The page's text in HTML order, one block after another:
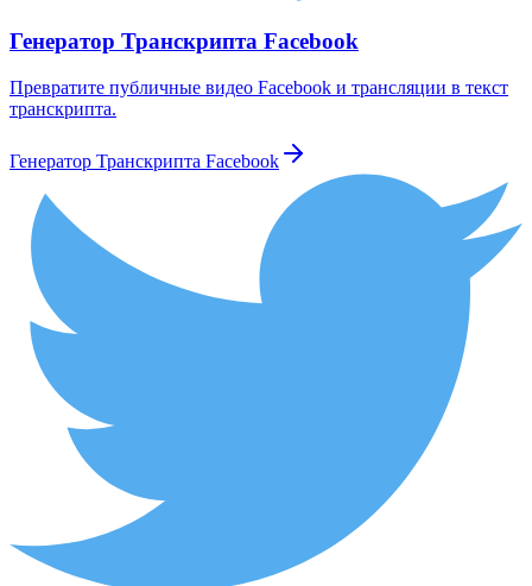
Генератор Транскрипта Facebook
Превратите публичные видео Facebook и трансляции в текст
транскрипта.
Генератор Транскрипта Facebook